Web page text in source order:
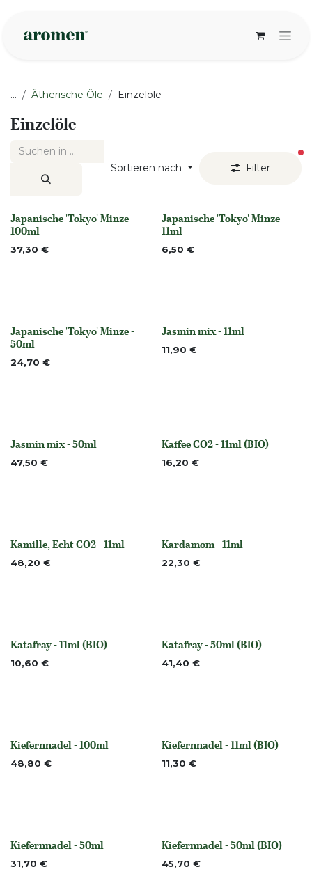
... Ätherische Öle Einzelöle
Einzelöle
Sortieren nach Filter
Nicht vorrättig
Japanische 'Tokyo' Minze -
100ml
37,30 € Nicht vorrättig
Japanische 'Tokyo' Minze -
11ml
6,50 €
Nicht vorrättig
Japanische 'Tokyo' Minze -
50ml
24,70 €
None
Jasmin mix - 11ml
11,90 €
None
Jasmin mix - 50ml
47,50 € None
Kaffee CO2 - 11ml (BIO)
16,20 €
None
Kamille, Echt CO2 - 11ml
48,20 € None
Kardamom - 11ml
22,30 €
None
Katafray - 11ml (BIO)
10,60 € None
Katafray - 50ml (BIO)
41,40 €
None
Kiefernnadel - 100ml
48,80 € None
Kiefernnadel - 11ml (BIO)
11,30 €
None
Kiefernnadel - 50ml
31,70 € None
Kiefernnadel - 50ml (BIO)
45,70 €